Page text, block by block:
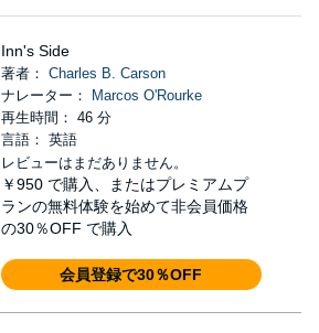
Inn's Side
著者： Charles B. Carson
ナレーター：
Marcos O'Rourke
再生時間： 46 分
言語： 英語
レビューはまだありません。
￥950 で購入、またはプレミアムプ
ランの無料体験を始めて非会員価格
の30％OFF で購入
会員登録で30％OFF